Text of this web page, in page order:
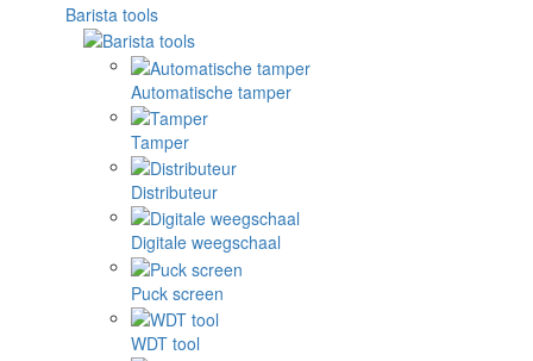
Barista tools
Automatische tamper
Tamper
Distributeur
Digitale weegschaal
Puck screen
WDT tool